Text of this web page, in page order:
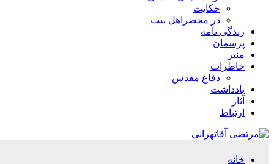
حکایت
در محضراهل بیت
زندگی نامه
پرسمان
منبر
خاطرات
دفاع مقدس
یادداشت
آثار
ارتباط
خانه